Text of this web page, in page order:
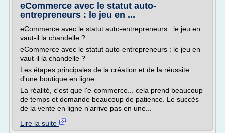
eCommerce avec le statut auto-
entrepreneurs : le jeu en ...
eCommerce avec le statut auto-entrepreneurs : le jeu en
vaut-il la chandelle ?
eCommerce avec le statut auto-entrepreneurs : le jeu en
vaut-il la chandelle ?
Les étapes principales de la création et de la réussite
d'une boutique en ligne
La réalité, c'est que l'e-commerce... cela prend beaucoup
de temps et demande beaucoup de patience. Le succès
de la vente en ligne n'arrive pas en une...
Lire la suite